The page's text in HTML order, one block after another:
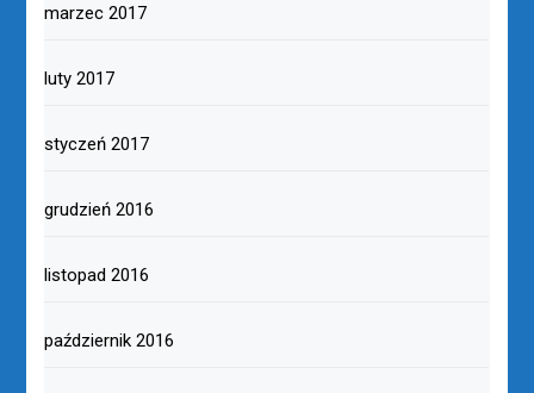
marzec 2017
luty 2017
styczeń 2017
grudzień 2016
listopad 2016
październik 2016